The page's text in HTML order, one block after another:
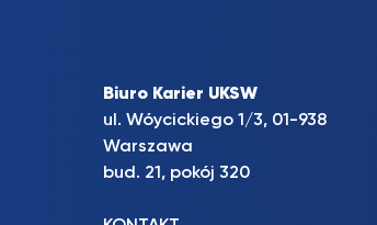
Biuro Karier UKSW
ul. Wóycickiego 1/3, 01-938
Warszawa
bud. 21, pokój 320